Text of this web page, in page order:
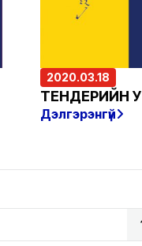
2020.03.18
ТЕНДЕРИЙН
Дэлгэрэнгүй